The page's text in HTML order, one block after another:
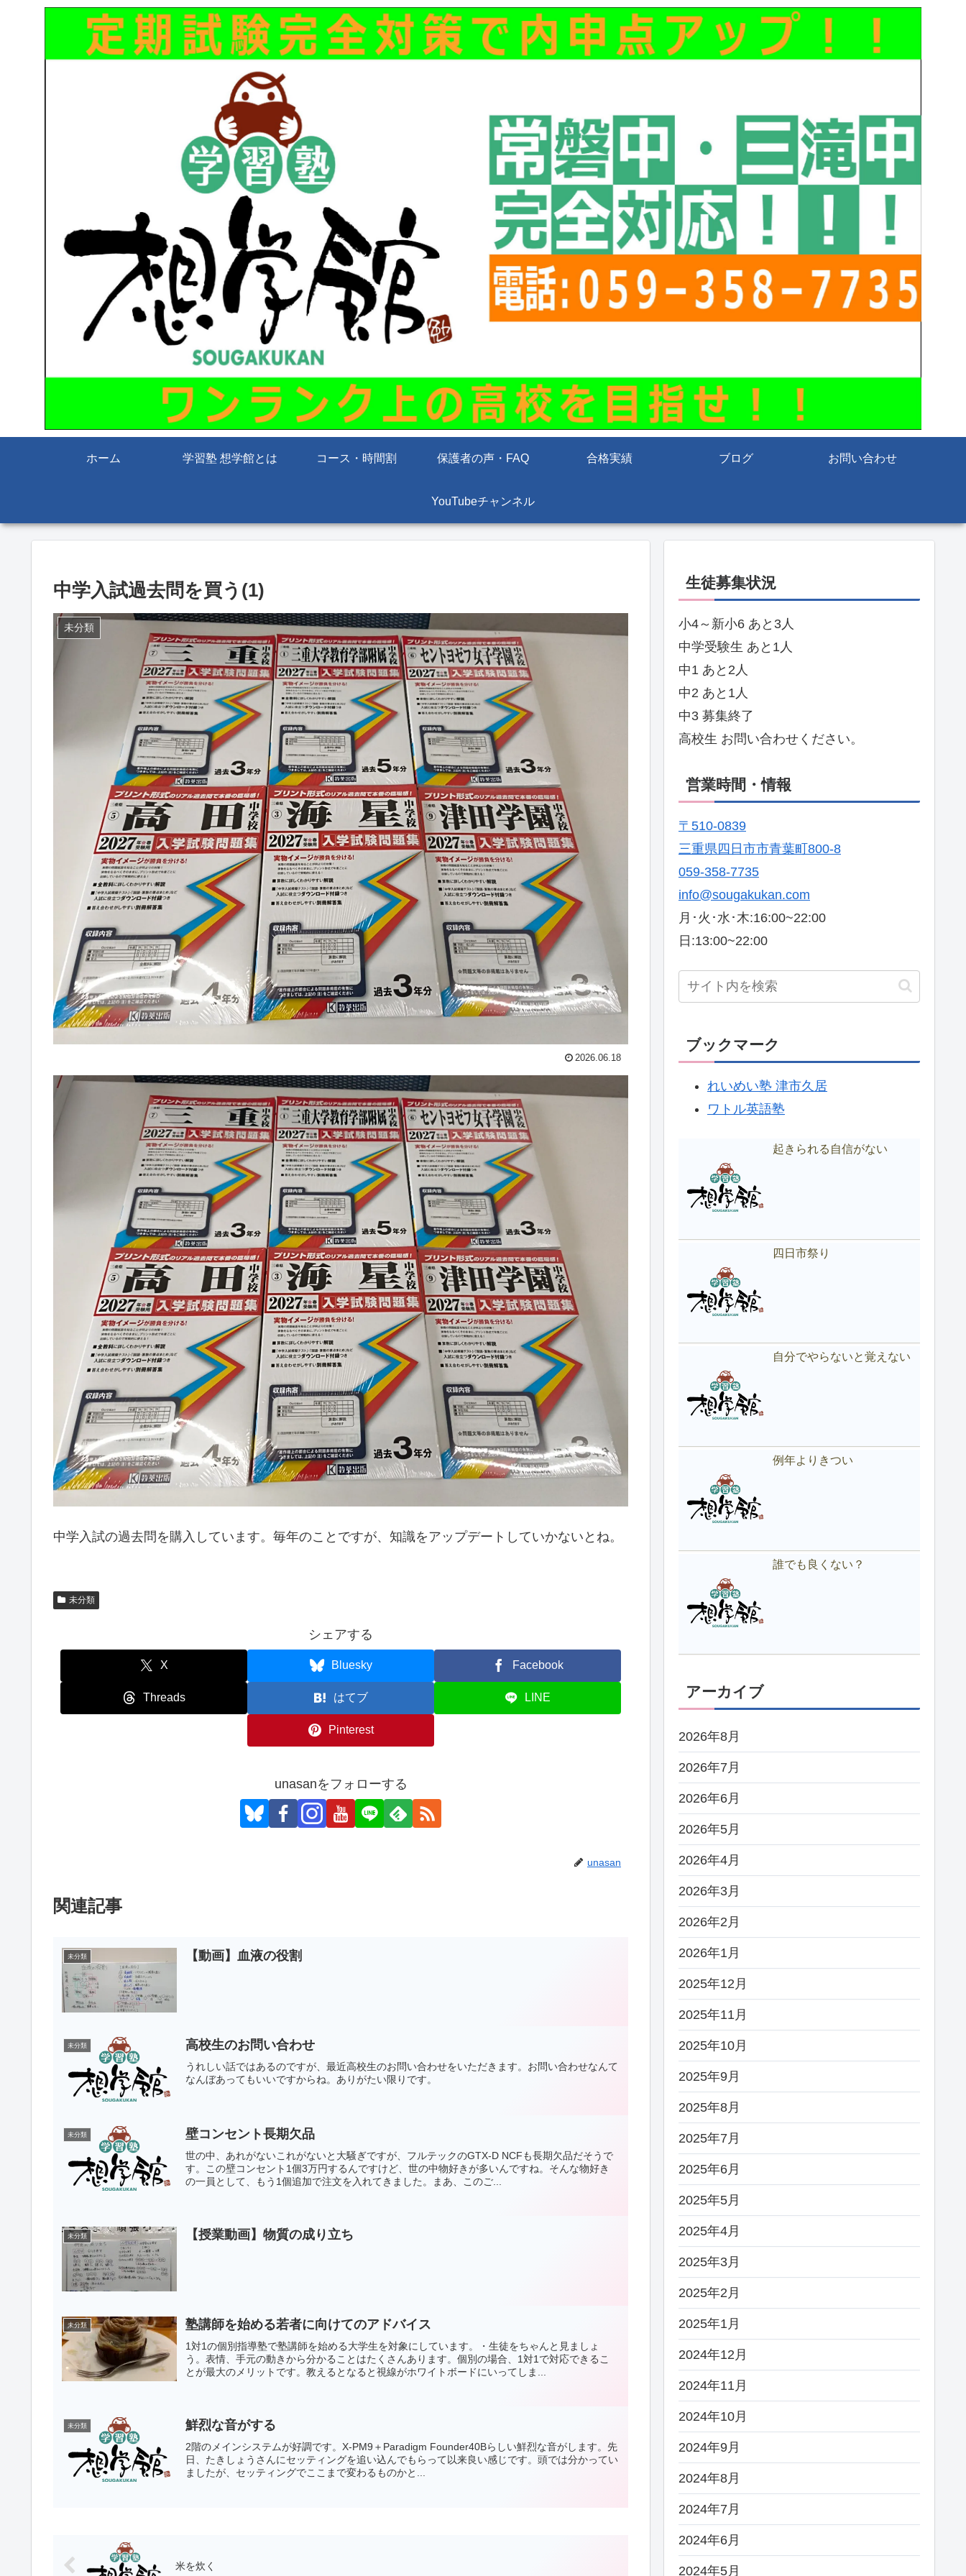
ホーム 学習塾 想学館とは コース・時間割 保護者の声・FAQ 合格実績 ブログ お問い合わせ
YouTubeチャンネル
中学入試過去問を買う(1)
未分類
2026.06.18
中学入試の過去問を購入しています。毎年のことですが、知識をアップデートしていかないとね。
未分類
シェアする
X Bluesky Facebook
Threads はてブ LINE
Pinterest
unasanをフォローする
unasan
関連記事
未分類 【動画】血液の役割
未分類 高校生のお問い合わせ
うれしい話ではあるのですが、最近高校生のお問い合わせをいただきます。お問い合わせなんて
なんぼあってもいいですからね。ありがたい限りです。
未分類 壁コンセント長期欠品
世の中、あれがないこれがないと大騒ぎですが、フルテックのGTX-D NCFも長期欠品だそうで
す。この壁コンセント1個3万円するんですけど、世の中物好きが多いんですね。そんな物好き
の一員として、もう1個追加で注文を入れてきました。まあ、このご...
未分類 【授業動画】物質の成り立ち
未分類 塾講師を始める若者に向けてのアドバイス
1対1の個別指導塾で塾講師を始める大学生を対象にしています。・生徒をちゃんと見ましょ
う。表情、手元の動きから分かることはたくさんあります。個別の場合、1対1で対応できるこ
とが最大のメリットです。教えるとなると視線がホワイトボードにいってしま...
未分類 鮮烈な音がする
2階のメインシステムが好調です。X-PM9＋Paradigm Founder40Bらしい鮮烈な音がします。先
日、たきしょうさんにセッティングを追い込んでもらって以来良い感じです。頭では分かってい
ましたが、セッティングでここまで変わるものかと...
米を炊く
生徒募集状況
小4～新小6 あと3人
中学受験生 あと1人
中1 あと2人
中2 あと1人
中3 募集終了
高校生 お問い合わせください。
営業時間・情報
〒510-0839
三重県四日市市青葉町800-8
059-358-7735
info@sougakukan.com
月･火･水･木:16:00~22:00
日:13:00~22:00
ブックマーク
れいめい塾 津市久居
ワトル英語塾
起きられる自信がない
四日市祭り
自分でやらないと覚えない
例年よりきつい
誰でも良くない？
アーカイブ
2026年8月
2026年7月
2026年6月
2026年5月
2026年4月
2026年3月
2026年2月
2026年1月
2025年12月
2025年11月
2025年10月
2025年9月
2025年8月
2025年7月
2025年6月
2025年5月
2025年4月
2025年3月
2025年2月
2025年1月
2024年12月
2024年11月
2024年10月
2024年9月
2024年8月
2024年7月
2024年6月
2024年5月